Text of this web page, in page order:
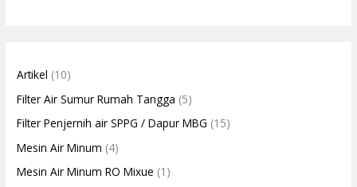
Artikel (10)
Filter Air Sumur Rumah Tangga (5)
Filter Penjernih air SPPG / Dapur MBG (15)
Mesin Air Minum (4)
Mesin Air Minum RO Mixue (1)